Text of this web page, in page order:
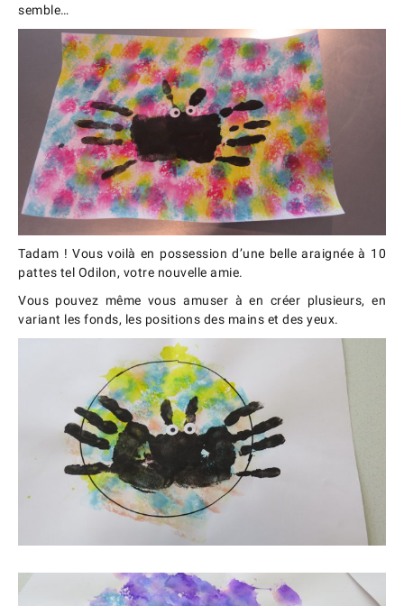
semble…
Tadam ! Vous voilà en possession d’une belle araignée à 10
pattes tel Odilon, votre nouvelle amie.
Vous pouvez même vous amuser à en créer plusieurs, en
variant les fonds, les positions des mains et des yeux.